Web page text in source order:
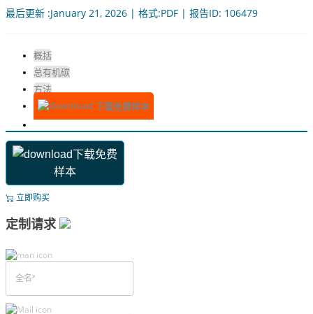
最后更新 :January 21, 2026 | 格式:PDF | 报告ID: 106479
概括
总有机碳
方法
下载免费样本
下载免费
样本
立即购买
定制请求